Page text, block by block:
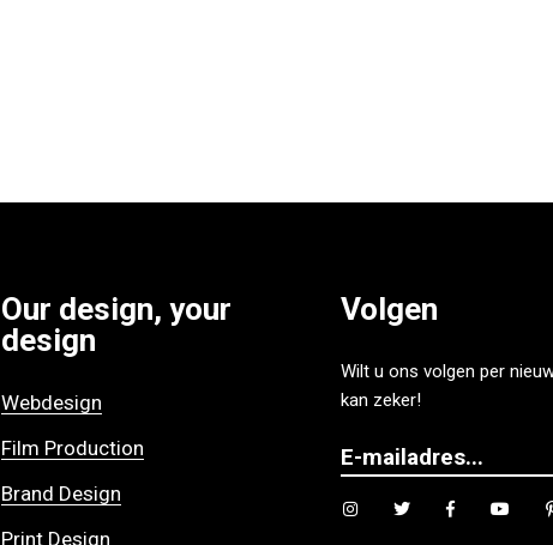
Our design, your
design
Webdesign
Film Production
Brand Design
Print Design
Volgen
Wilt u ons volgen per
kan zeker!